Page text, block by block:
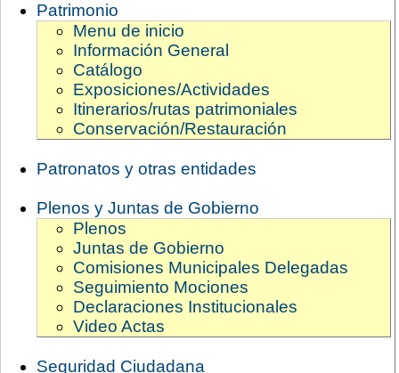
Patrimonio
Menu de inicio
Información General
Catálogo
Exposiciones/Actividades
Itinerarios/rutas patrimoniales
Conservación/Restauración
Patronatos y otras entidades
Plenos y Juntas de Gobierno
Plenos
Juntas de Gobierno
Comisiones Municipales Delegadas
Seguimiento Mociones
Declaraciones Institucionales
Video Actas
Seguridad Ciudadana